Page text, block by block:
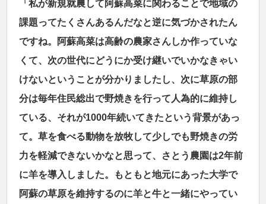
「私が新規就農して阿蘇高菜に関わることで地域の
課題ってたくさんあるんだなと逆に気づかされたん
ですね。阿蘇高菜は高齢の農家さんしか作っていな
くて、次の世代にどうにか受け継いでいかなきゃい
けないということが分かりましたし、次に草原の部
分は毎年住民総出で野焼きを行って人為的に維持し
ている、それが1000年続いてきたという背景があっ
て。草を食べる動物を放牧して少しでも野焼きの労
力を軽減できないかなと思って、さとう農園は2年前
に羊を導入しました。もともと地元にあった大学で
阿蘇の草原を維持するのに羊と牛と一緒にやってい